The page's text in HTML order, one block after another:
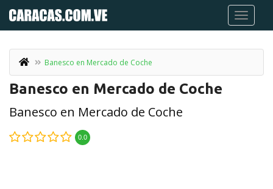
Banesco en Mercado de Coche
Banesco en Mercado de Coche
Banesco en Mercado de Coche
0.0